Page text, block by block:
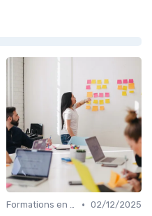
Formations en ligne • 02/12/2025